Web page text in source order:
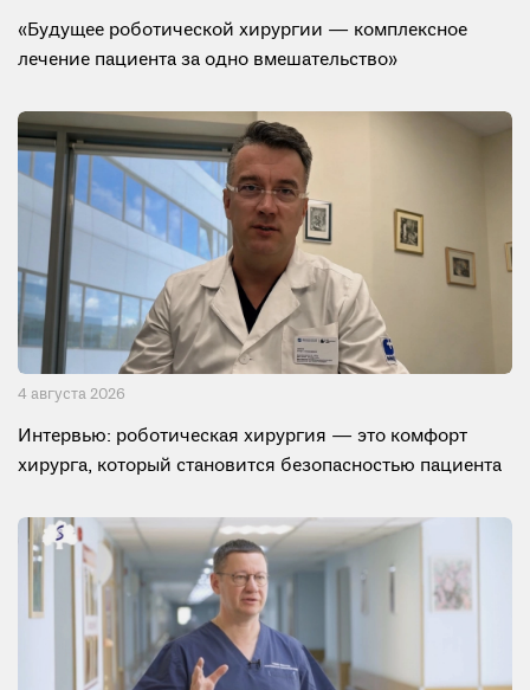
«Будущее роботической хирургии — комплексное
лечение пациента за одно вмешательство»
4 августа 2026
Интервью: роботическая хирургия — это комфорт
хирурга, который становится безопасностью пациента